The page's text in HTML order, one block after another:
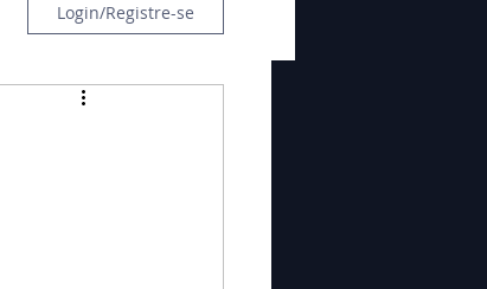
Login/Registre-se